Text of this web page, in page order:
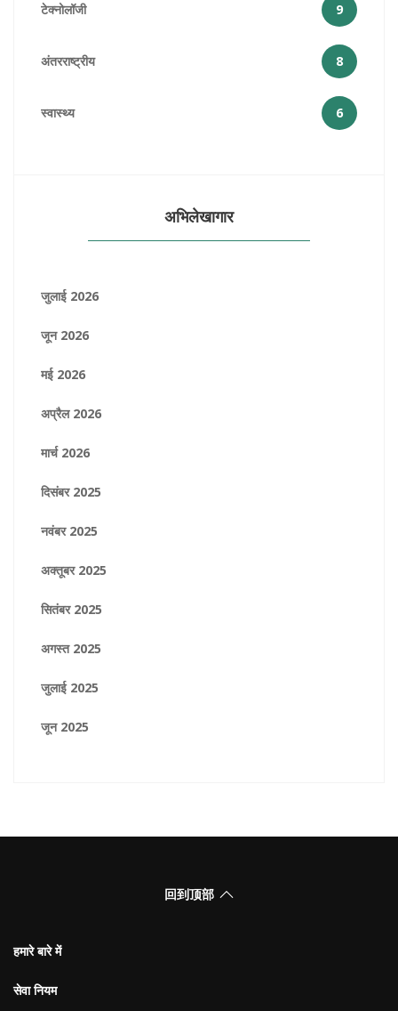
टेक्नोलॉजी 9
अंतरराष्ट्रीय 8
स्वास्थ्य 6
अभिलेखागार
जुलाई 2026
जून 2026
मई 2026
अप्रैल 2026
मार्च 2026
दिसंबर 2025
नवंबर 2025
अक्तूबर 2025
सितंबर 2025
अगस्त 2025
जुलाई 2025
जून 2025
回到顶部
हमारे बारे में
सेवा नियम